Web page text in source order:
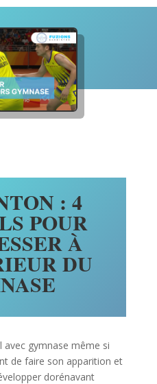
: 4
POUR
À
DU
gymnase même si
de faire son apparition et
dorénavant